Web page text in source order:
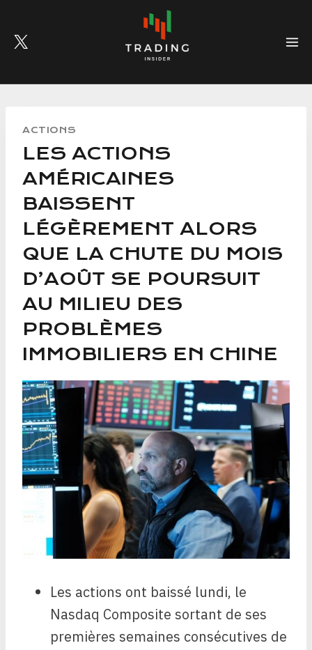
content
ACTIONS
LES ACTIONS
AMÉRICAINES
BAISSENT
LÉGÈREMENT ALORS
QUE LA CHUTE DU MOIS
D’AOÛT SE POURSUIT
AU MILIEU DES
PROBLÈMES
IMMOBILIERS EN CHINE
Les actions ont baissé lundi, le
Nasdaq Composite sortant de ses
premières semaines consécutives de